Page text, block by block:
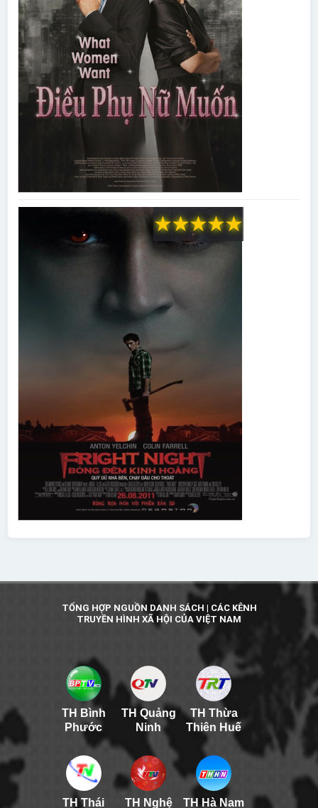
★
★
★
★
★
TỔNG HỢP NGUỒN DANH SÁCH | CÁC KÊNH
TRUYỀN HÌNH XÃ HỘI CỦA VIỆT NAM
TH Bình
Phước
TH Quảng
Ninh
TH Thừa
Thiên Huế
TH Thái TH Nghệ TH Hà Nam